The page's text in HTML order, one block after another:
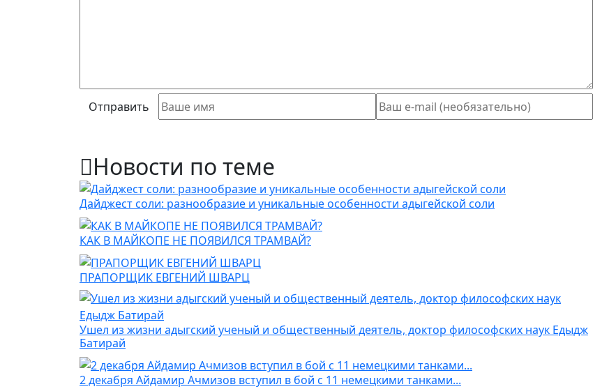
Отправить
Новости по теме
Дайджест соли: разнообразие и уникальные особенности адыгейской соли
КАК В МАЙКОПЕ НЕ ПОЯВИЛСЯ ТРАМВАЙ?
ПРАПОРЩИК ЕВГЕНИЙ ШВАРЦ
Ушел из жизни адыгский ученый и общественный деятель, доктор философских наук Едыдж
Батирай
2 декабря Айдамир Ачмизов вступил в бой с 11 немецкими танками...